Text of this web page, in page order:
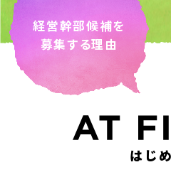
経営幹部候補を
募集する理由
はじ